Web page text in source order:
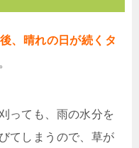
、晴れの日が続くタ
っても、雨の水分を
てしまうので、草が